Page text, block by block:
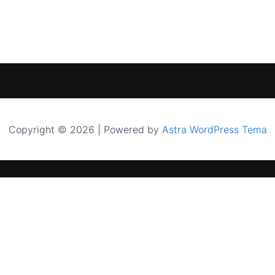
Copyright © 2026 | Powered by Astra WordPress Tema